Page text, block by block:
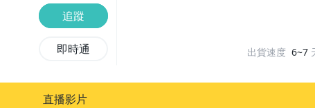
追蹤
即時通 出貨速度 6~7
直播影片